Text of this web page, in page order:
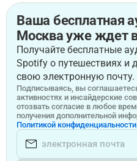
Ваша бесплатная
Москва уже ждет
Получайте бесплатные
Spotify о путешествиях и
свою электронную почту.
Подписываясь, вы
активностях и инсайдерские
отозвать согласие в любое
получения дополнительной
Политикой